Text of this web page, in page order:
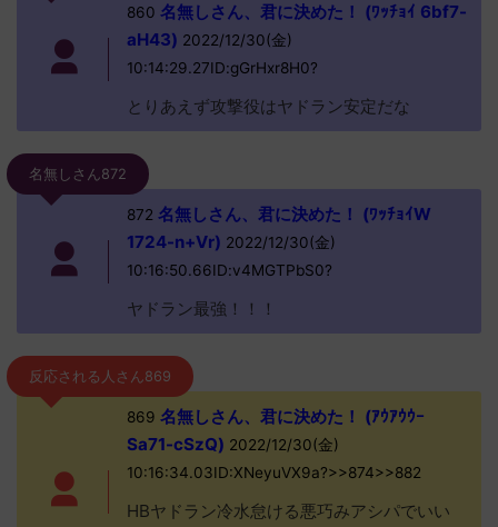
860 名無しさん、君に決めた！ (ﾜｯﾁｮｲ 6bf7-
aH43) 2022/12/30(金)
10:14:29.27ID:gGrHxr8H0?
とりあえず攻撃役はヤドラン安定だな
名無しさん872
872 名無しさん、君に決めた！ (ﾜｯﾁｮｲW
1724-n+Vr) 2022/12/30(金)
10:16:50.66ID:v4MGTPbS0?
ヤドラン最強！！！
反応される人さん869
869 名無しさん、君に決めた！ (ｱｳｱｳｳｰ
Sa71-cSzQ) 2022/12/30(金)
10:16:34.03ID:XNeyuVX9a?>>874>>882
HBヤドラン冷水怠ける悪巧みアシパでいい